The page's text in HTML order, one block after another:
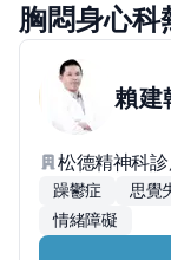
胸悶身心科
賴建
松德精神科
躁鬱症 思覺
情緒障礙